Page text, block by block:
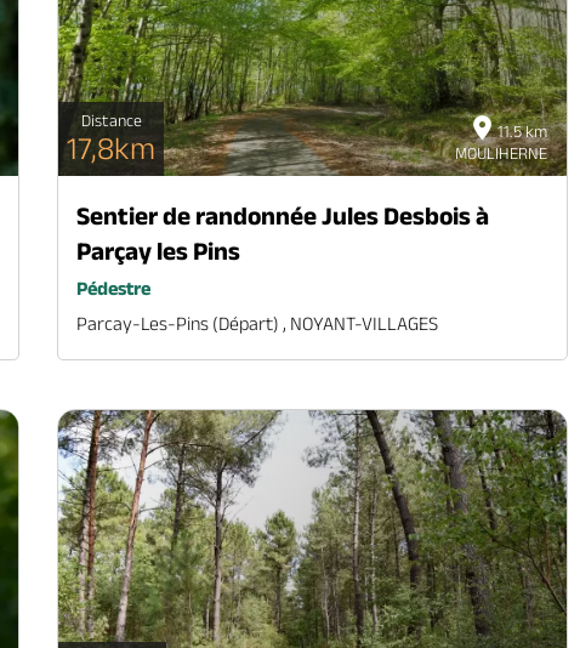
11.5 km
MOULIHERNE
Distance
17,8km
Sentier de randonnée Jules Desbois à
Parçay les Pins
Pédestre
Parcay-Les-Pins (départ) , NOYANT-VILLAGES